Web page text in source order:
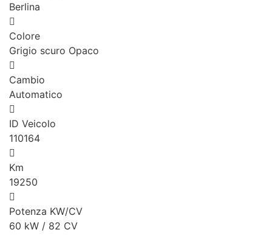
Berlina
Colore
Grigio scuro Opaco
Cambio
Automatico
ID Veicolo
110164
Km
19250
Potenza KW/CV
60 kW / 82 CV